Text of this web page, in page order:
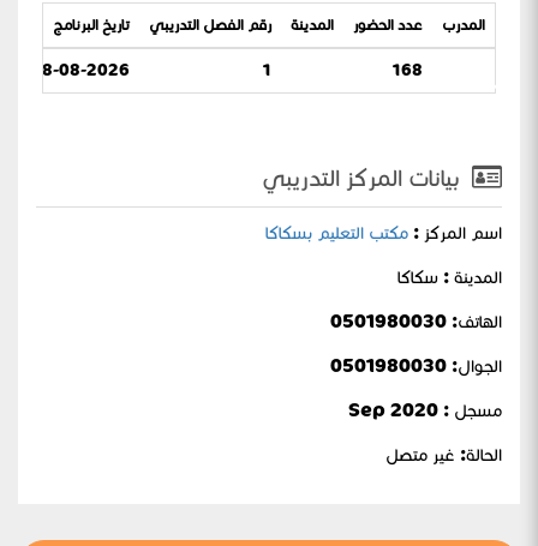
المدرب عدد الحضور المدينة رقم الفصل التدريبي تاريخ البرنامج
168
1
08-08-2026 / 23-02-1448
بيانات المركز التدريبي
اسم المركز : مكتب التعليم بسكاكا
المدينة : سكاكا
الهاتف: 0501980030
الجوال:
مسجل : Sep 2020
الحالة: غير متصل